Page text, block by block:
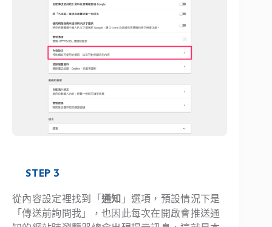
STEP 3
從內容設定裡找到「 通知 」選項，預設情況下是
「傳送前詢問我」，也因此每次在開啟會推送通